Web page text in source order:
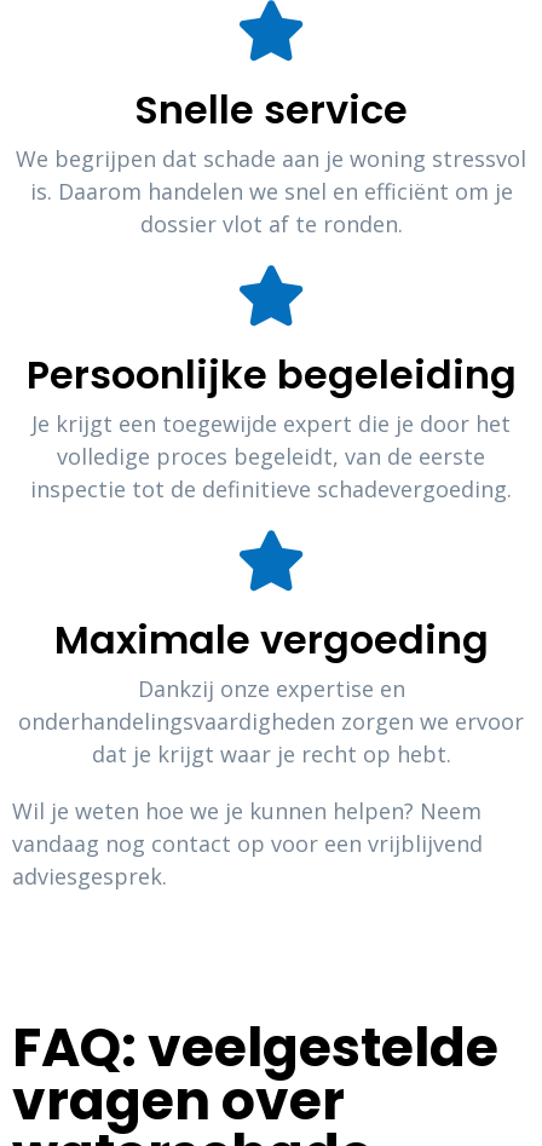
Snelle service
We begrijpen dat schade aan je woning stressvol
is. Daarom handelen we snel en efficiënt om je
dossier vlot af te ronden.
Persoonlijke begeleiding
Je krijgt een toegewijde expert die je door het
volledige proces begeleidt, van de eerste
inspectie tot de definitieve schadevergoeding.
Maximale vergoeding
Dankzij onze expertise en
onderhandelingsvaardigheden zorgen we ervoor
dat je krijgt waar je recht op hebt.
Wil je weten hoe we je kunnen helpen? Neem
vandaag nog contact op voor een vrijblijvend
adviesgesprek.
FAQ: veelgestelde
vragen over